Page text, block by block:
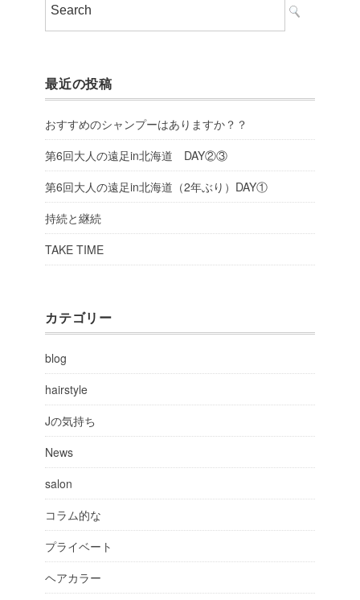
最近の投稿
おすすめのシャンプーはありますか？？
第6回大人の遠足in北海道 DAY②③
第6回大人の遠足in北海道（2年ぶり）DAY①
持続と継続
TAKE TIME
カテゴリー
blog
hairstyle
Jの気持ち
News
salon
コラム的な
プライベート
ヘアカラー